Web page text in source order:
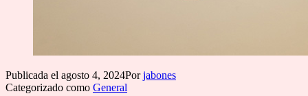
Publicada el agosto 4, 2024Porjabones
Categorizado como General